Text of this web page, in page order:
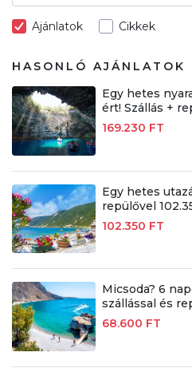
Ajánlatok Cikkek
HASONLÓ AJÁNLATOK
Egy hetes
ért! Szállás +
169.230 FT
Egy hetes
repülővel
102.350 FT
Micsoda? 6
szállással és
68.600 FT